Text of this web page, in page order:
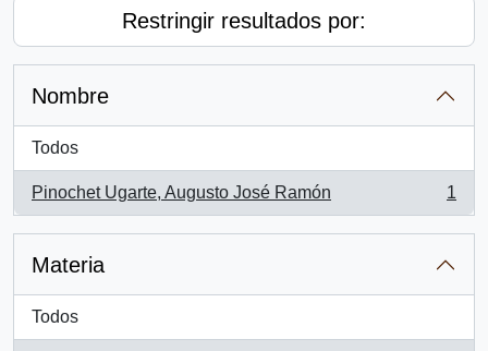
Restringir resultados por:
Nombre
Todos
Pinochet Ugarte, Augusto José Ramón
, 1 resultados
1
Materia
Todos